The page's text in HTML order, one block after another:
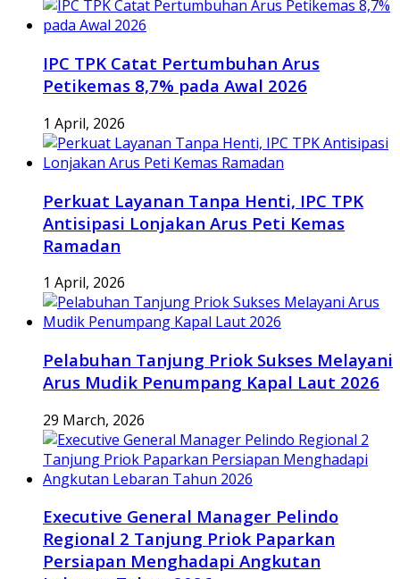
IPC TPK Catat Pertumbuhan Arus
Petikemas 8,7% pada Awal 2026
1 April, 2026
Perkuat Layanan Tanpa Henti, IPC TPK
Antisipasi Lonjakan Arus Peti Kemas
Ramadan
1 April, 2026
Pelabuhan Tanjung Priok Sukses Melayani
Arus Mudik Penumpang Kapal Laut 2026
29 March, 2026
Executive General Manager Pelindo
Regional 2 Tanjung Priok Paparkan
Persiapan Menghadapi Angkutan